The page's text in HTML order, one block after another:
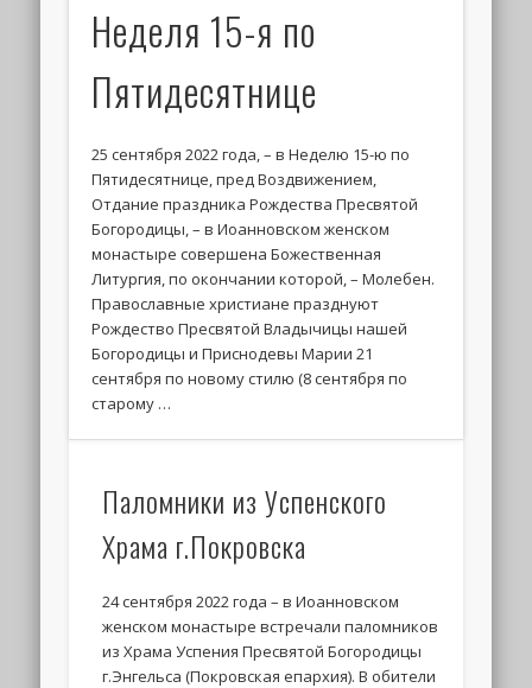
Неделя 15-я по
Пятидесятнице
25 сентября 2022 года, – в Неделю 15-ю по
Пятидесятнице, пред Воздвижением,
Отдание праздника Рождества Пресвятой
Богородицы, – в Иоанновском женском
монастыре совершена Божественная
Литургия, по окончании которой, – Молебен.
Православные христиане празднуют
Рождество Пресвятой Владычицы нашей
Богородицы и Приснодевы Марии 21
сентября по новому стилю (8 сентября по
старому …
Паломники из Успенского
Храма г.Покровска
24 сентября 2022 года – в Иоанновском
женском монастыре встречали паломников
из Храма Успения Пресвятой Богородицы
г.Энгельса (Покровская епархия). В обители